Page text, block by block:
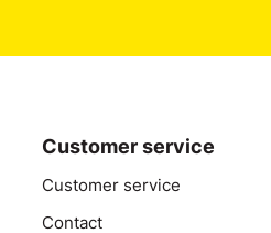
Customer service
Customer service
Contact